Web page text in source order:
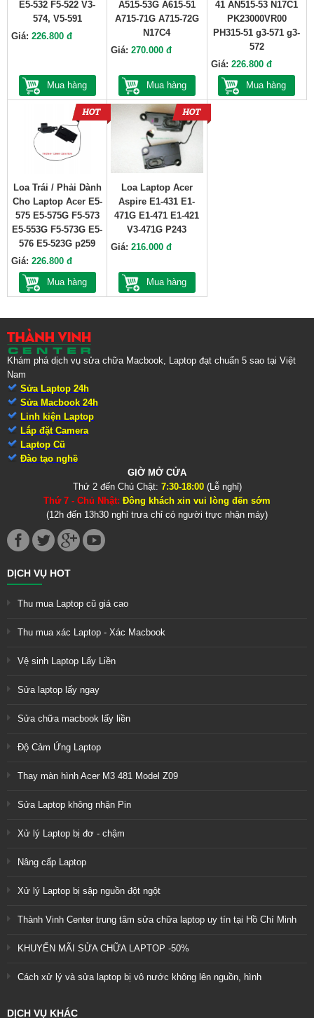
E5-532 F5-522 V3-
574, V5-591
Giá: 226.800 đ
Mua hàng
A515-53G A615-51
A715-71G A715-72G
N17C4
Giá:270.000 đ
Mua hàng
41 AN515-53 N17C1
PK23000VR00
PH315-51 g3-571 g3-
572
Giá: 226.800 đ
Mua hàng
Loa Trái / Phải Dành
Cho Laptop Acer E5-
575 E5-575G F5-573
E5-553G F5-573G E5-
576 E5-523G p259
Giá: 226.800 đ
Mua hàng
Loa Laptop Acer
Aspire E1-431 E1-
471G E1-471 E1-421
V3-471G P243
Giá:216.000 đ
Mua hàng
Khám phá dịch vụ sửa chữa Macbook, Laptop đạt chuẩn 5 sao tại Việt
Nam
Sửa Laptop 24h
Sửa Macbook 24h
Linh kiện Laptop
Lắp đặt Camera
Laptop Cũ
Đào tạo nghề
GIỜ MỞ CỬA
Thứ 2 đến Chủ Chật: 7:30-18:00(Lễ nghỉ)
Thứ 7 - Chủ Nhật: Đông khách xin vui lòng đến sớm
(12h đến 13h30 nghỉ trưa chỉ có người trực nhận máy)
DỊCH VỤ HOT
Thu mua Laptop cũ giá cao
Thu mua xác Laptop - Xác Macbook
Vệ sinh Laptop Lấy Liền
Sửa laptop lấy ngay
Sửa chữa macbook lấy liền
Độ Cảm Ứng Laptop
Thay màn hình Acer M3 481 Model Z09
Sửa Laptop không nhận Pin
Xử lý Laptop bị đơ - chậm
Nâng cấp Laptop
Xử lý Laptop bị sập nguồn đột ngột
Thành Vinh Center trung tâm sửa chữa laptop uy tín tại Hồ Chí Minh
KHUYẾN MÃI SỬA CHỮA LAPTOP -50%
Cách xử lý và sửa laptop bị vô nước không lên nguồn, hình
DỊCH VỤ KHÁC